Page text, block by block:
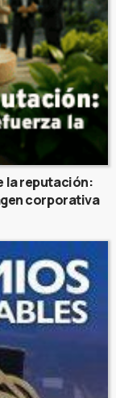
la reputación:
corporativa